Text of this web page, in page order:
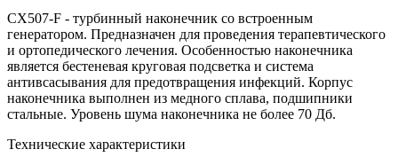
CX507-F - турбинный наконечник со встроенным
генератором. Предназначен для проведения терапевтического
и ортопедического лечения. Особенностью наконечника
является бестеневая круговая подсветка и система
антивсасывания для предотвращения инфекций. Корпус
наконечника выполнен из медного сплава, подшипники
стальные. Уровень шума наконечника не более 70 Дб.
Технические характеристики